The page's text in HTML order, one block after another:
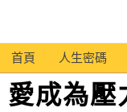
首頁 人生密碼
愛成為壓